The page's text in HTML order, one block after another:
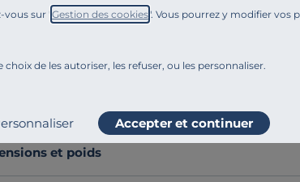
sur "Gestion des cookies". Vous pourrez y modifier vos
choix de les autoriser, les refuser, ou les personnaliser.
Accepter et continuer
à composer !
Solenn vous permettra de façonner
, la chauffeuse simple peut
de la composition pour un canapé à votre
de cette collection :son grand confort d'assise
pour la composition Solenn, c'est renouer
et poids